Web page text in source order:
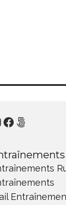
Facebook
500px